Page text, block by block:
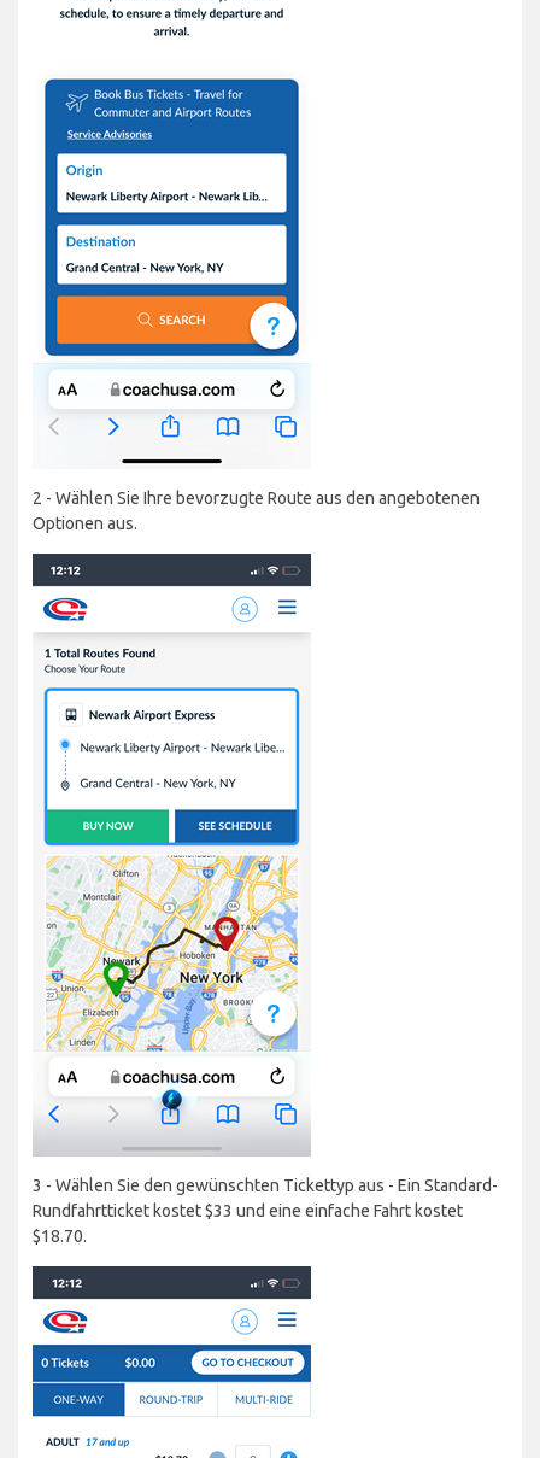
2 - Wählen Sie Ihre bevorzugte Route aus den angebotenen
Optionen aus.
3 - Wählen Sie den gewünschten Tickettyp aus - Ein Standard-
Rundfahrtticket kostet $33 und eine einfache Fahrt kostet
$18.70.